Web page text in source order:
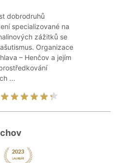
dobrodruhů
specializované na
zážitků se
Organizace
– Henčov a jejím
...